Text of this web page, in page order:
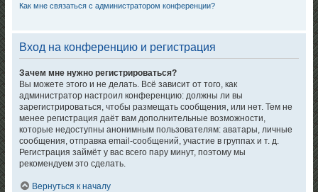
Как мне связаться с администратором конференции?
Вход на конференцию и регистрация
Зачем мне нужно регистрироваться?
Вы можете этого и не делать. Всё зависит от того, как
администратор настроил конференцию: должны ли вы
зарегистрироваться, чтобы размещать сообщения, или нет. Тем не
менее регистрация даёт вам дополнительные возможности,
которые недоступны анонимным пользователям: аватары, личные
сообщения, отправка email-сообщений, участие в группах и т. д.
Регистрация займёт у вас всего пару минут, поэтому мы
рекомендуем это сделать.
Вернуться к началу